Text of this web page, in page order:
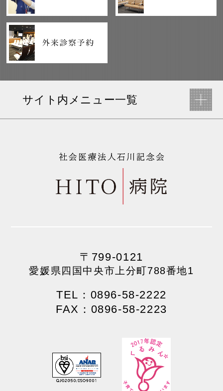
サイト内メニュー一覧
〒799-0121
愛媛県四国中央市上分町788番地1
TEL：0896-58-2222
FAX：0896-58-2223